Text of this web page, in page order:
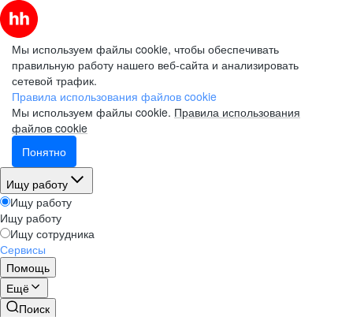
Мы используем файлы cookie, чтобы обеспечивать
правильную работу нашего веб-сайта и анализировать
сетевой трафик.
Правила использования файлов cookie
Мы используем файлы cookie. Правила использования
файлов cookie
Понятно
Ищу работу
Ищу работу
Ищу работу
Ищу сотрудника
Сервисы
Помощь
Ещё
Поиск